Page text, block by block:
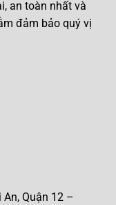
an toàn nhất và
đảm bảo quý vị
Quận 12 –